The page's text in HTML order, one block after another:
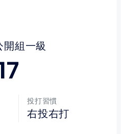
開組一級
投打習慣
右投右打